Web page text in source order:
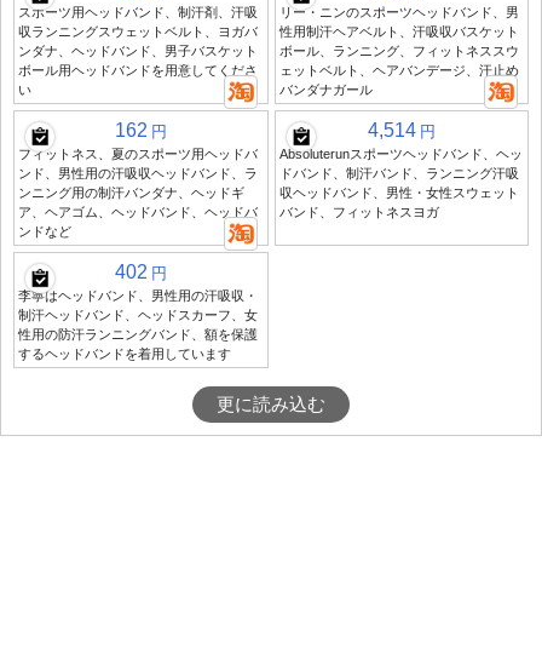
スポーツ用ヘッドバンド、制汗剤、汗吸
収ランニングスウェットベルト、ヨガバ
ンダナ、ヘッドバンド、男子バスケット
ボール用ヘッドバンドを用意してくださ
い
リー・ニンのスポーツヘッドバンド、男
性用制汗ヘアベルト、汗吸収バスケット
ボール、ランニング、フィットネススウ
ェットベルト、ヘアバンデージ、汗止め
バンダナガール
162 円
フィットネス、夏のスポーツ用ヘッドバ
ンド、男性用の汗吸収ヘッドバンド、ラ
ンニング用の制汗バンダナ、ヘッドギ
ア、ヘアゴム、ヘッドバンド、ヘッドバ
ンドなど
4,514 円
Absoluterunスポーツヘッドバンド、ヘッ
ドバンド、制汗バンド、ランニング汗吸
収ヘッドバンド、男性・女性スウェット
バンド、フィットネスヨガ
402 円
李寧はヘッドバンド、男性用の汗吸収・
制汗ヘッドバンド、ヘッドスカーフ、女
性用の防汗ランニングバンド、額を保護
するヘッドバンドを着用しています
更に読み込む